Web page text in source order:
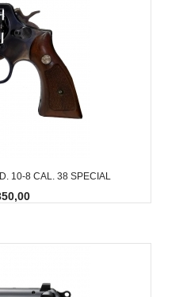
10-8 CAL. 38 SPECIAL